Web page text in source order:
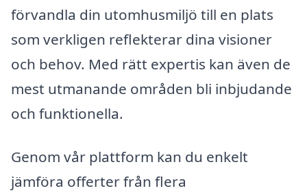
förvandla din utomhusmiljö till en plats
som verkligen reflekterar dina visioner
och behov. Med rätt expertis kan även de
mest utmanande områden bli inbjudande
och funktionella.
Genom vår plattform kan du enkelt
jämföra offerter från flera